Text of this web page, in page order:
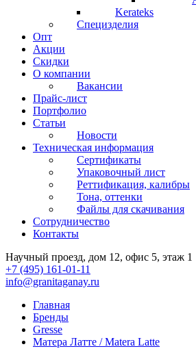
Kerateks
Специзделия
Опт
Акции
Скидки
О компании
Вакансии
Прайс-лист
Портфолио
Статьи
Новости
Техническая информация
Сертификаты
Упаковочный лист
Реттификация, калибры
Тона, оттенки
Файлы для cкачивания
Сотрудничество
Контакты
Научный проезд, дом 12, офис 5, этаж 1
+7 (495) 161-01-11
info@granitaganay.ru
Главная
Бренды
Gresse
Матера Латте / Matera Latte